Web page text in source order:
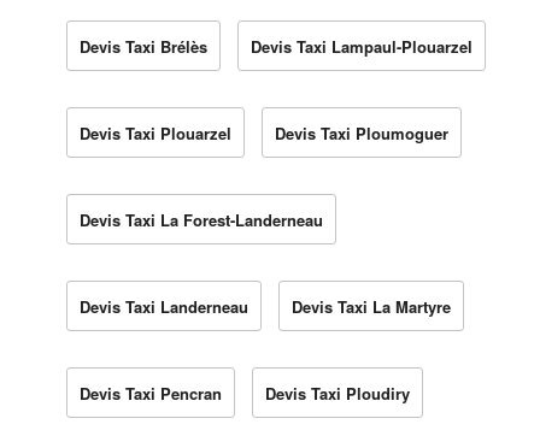
Devis Taxi Brélès Devis Taxi Lampaul-Plouarzel
Devis Taxi Plouarzel Devis Taxi Ploumoguer
Devis Taxi La Forest-Landerneau
Devis Taxi Landerneau Devis Taxi La Martyre
Devis Taxi Pencran Devis Taxi Ploudiry